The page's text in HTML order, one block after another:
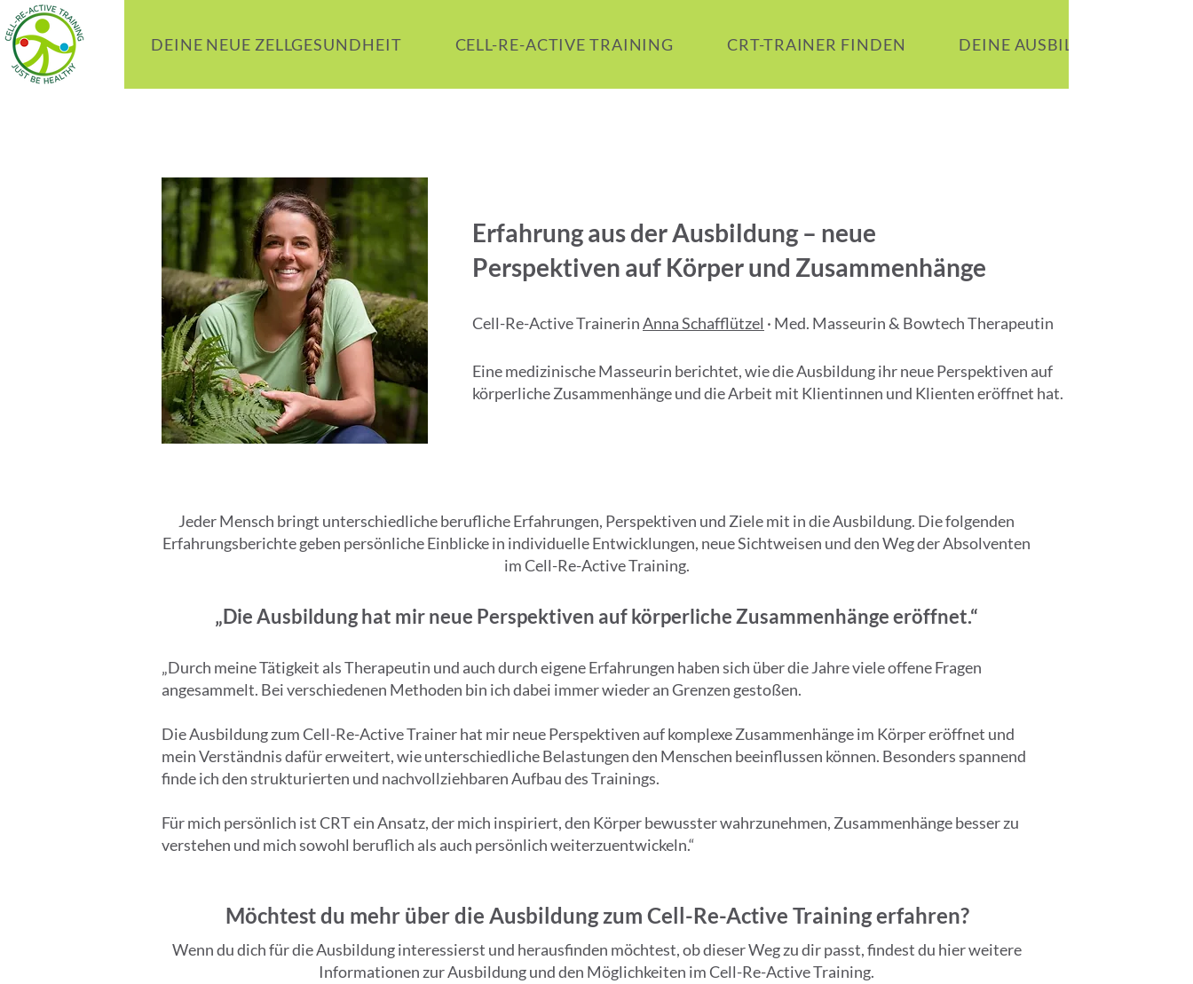
DEINE NEUE ZELLGESUNDHEIT CELL-RE-ACTIVE TRAINING CRT-TRAINER FINDEN DEINE AUSBILDUNG
Erfahrung aus der Ausbildung – neue
Perspektiven auf Körper und Zusammenhänge
Cell-Re-Active TrainerinAnna Schafflützel · Med. Masseurin & Bowtech Therapeutin
Eine medizinische Masseurin berichtet, wie die Ausbildung ihr neue Perspektiven auf
körperliche Zusammenhänge und die Arbeit mit Klientinnen und Klienten eröffnet hat.
Jeder Mensch bringt unterschiedliche berufliche Erfahrungen, Perspektiven und Ziele mit in die Ausbildung. Die folgenden
Erfahrungsberichte geben persönliche Einblicke in individuelle Entwicklungen, neue Sichtweisen und den Weg der Absolventen
im Cell-Re-Active Training.
„Die Ausbildung hat mir neue Perspektiven auf körperliche Zusammenhänge eröffnet.“
„Durch meine Tätigkeit als Therapeutin und auch durch eigene Erfahrungen haben sich über die Jahre viele offene Fragen
angesammelt. Bei verschiedenen Methoden bin ich dabei immer wieder an Grenzen gestoßen.
Die Ausbildung zum Cell-Re-Active Trainer hat mir neue Perspektiven auf komplexe Zusammenhänge im Körper eröffnet und
mein Verständnis dafür erweitert, wie unterschiedliche Belastungen den Menschen beeinflussen können. Besonders spannend
finde ich den strukturierten und nachvollziehbaren Aufbau des Trainings.
Für mich persönlich ist CRT ein Ansatz, der mich inspiriert, den Körper bewusster wahrzunehmen, Zusammenhänge besser zu
verstehen und mich sowohl beruflich als auch persönlich weiterzuentwickeln.“
Möchtest du mehr über die Ausbildung zum Cell-Re-Active Training erfahren?
Wenn du dich für die Ausbildung interessierst und herausfinden möchtest, ob dieser Weg zu dir passt, findest du hier weitere
Informationen zur Ausbildung und den Möglichkeiten im Cell-Re-Active Training.